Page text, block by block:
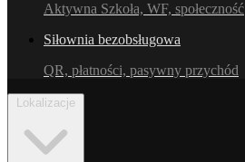
Aktywna Szkoła, WF, społeczność
Siłownia bezobsługowa
QR, płatności, pasywny przychód